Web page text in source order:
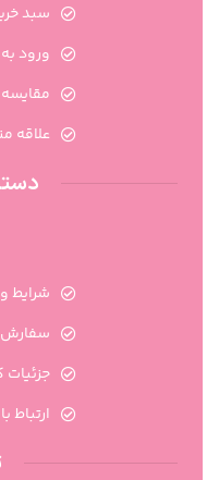
سبد
ورود
علاقه
شرایط
جزئیات
ارتباط